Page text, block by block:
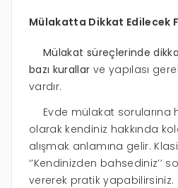
Mülakatta Dikkat Edilecek
Mülakat süreçlerinde
bazı kurallar ve yapılası
vardır.
Evde mülakat sorularına
olarak kendiniz hakkında
alışmak anlamına gelir.
‘’Kendinizden bahsediniz’’
vererek pratik yapabilirsiniz.